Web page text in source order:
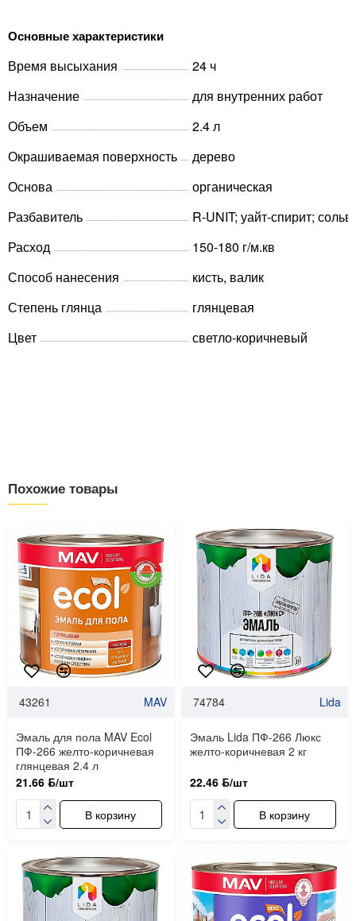
Основные характеристики
Время высыхания
24 ч
Назначение
для внутренних работ
Объем
2.4 л
Окрашиваемая поверхность
дерево
Основа
органическая
Разбавитель
R-UNIT; уайт-спирит;
Расход
150-180 г/м.кв
Способ нанесения
кисть, валик
Степень глянца
глянцевая
Цвет
светло-коричневый
Похожие товары
43261 MAV
Эмаль для пола MAV Ecol
ПФ-266 желто-коричневая
глянцевая 2.4 л
21.66 ƃ/шт
В корзину
74784 Lida
Эмаль Lida ПФ-266 Люкс
желто-коричневая 2 кг
22.46 ƃ/шт
В корзину